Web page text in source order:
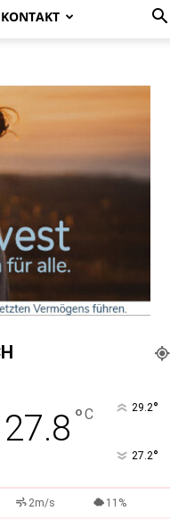
KONTAKT
27.8 °C 29.2°
27.2°
2m/s 11%